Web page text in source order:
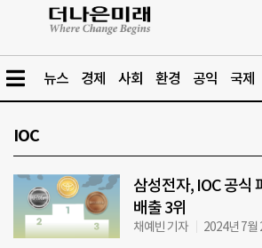
뉴스 경제 사회 환경 공익 국제
IOC
삼성전자, IOC 공식
배출 3위
채예빈 기자 2024년 7월